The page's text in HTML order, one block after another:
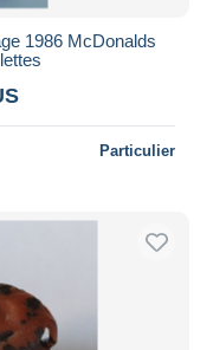
1986 McDonalds
Particulier